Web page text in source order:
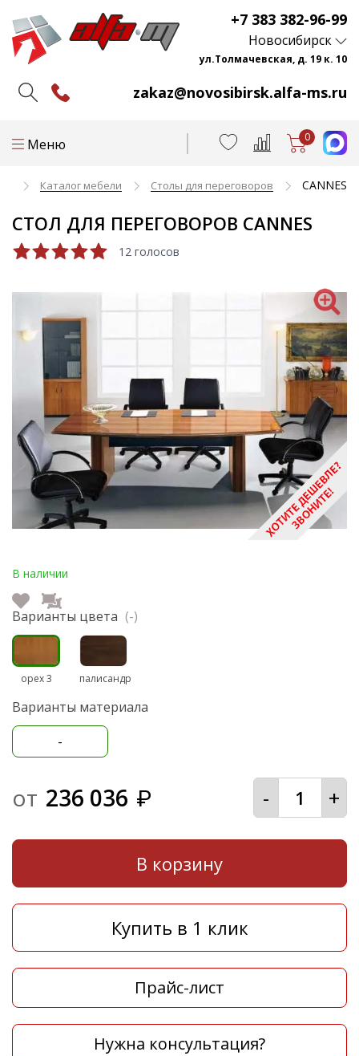
+7 383 382-96-99
zakaz@novosibirsk.alfa-ms.ru
Новосибирск
ул.Толмачевская, д. 19 к. 10
Меню 0
Каталог мебели Столы для переговоров CANNES
СТОЛ ДЛЯ ПЕРЕГОВОРОВ CANNES
12 голосов
В наличии
Варианты цвета (-)
орех 3 палисандр
Варианты материала
-
от 236 036 ₽ - +
В корзину
Купить в 1 клик
Прайс-лист
Нужна консультация?